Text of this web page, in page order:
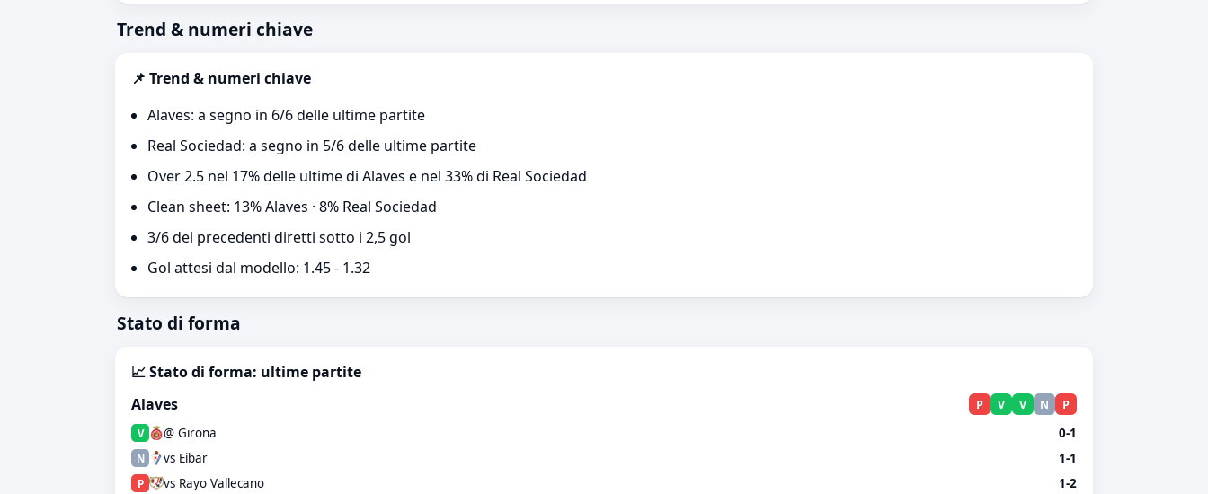
Trend & numeri chiave
📌 Trend & numeri chiave
Alaves: a segno in 6/6 delle ultime partite
Real Sociedad: a segno in 5/6 delle ultime partite
Over 2.5 nel 17% delle ultime di Alaves e nel 33% di Real Sociedad
Clean sheet: 13% Alaves · 8% Real Sociedad
3/6 dei precedenti diretti sotto i 2,5 gol
Gol attesi dal modello: 1.45 - 1.32
Stato di forma
📈 Stato di forma: ultime partite
Alaves
P V V N P
V @ Girona 0-1
N vs Eibar 1-1
P vs Rayo Vallecano 1-2